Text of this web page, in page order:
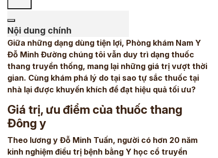
Nội dung chính
Giữa những dạng dùng tiện lợi, Phòng khám Nam Y
Đỗ Minh Đường chúng tôi vẫn duy trì dạng thuốc
thang truyền thống, mang lại những giá trị vượt thời
gian. Cùng khám phá lý do tại sao tự sắc thuốc tại
nhà lại được khuyến khích để đạt hiệu quả tối ưu?
Giá trị, ưu điểm của thuốc thang
Đông y
Theo lương y Đỗ Minh Tuấn, người có hơn 20 năm
kinh nghiệm điều trị bệnh bằng Y học cổ truyền